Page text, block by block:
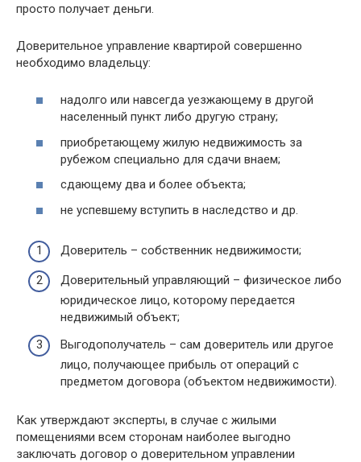
просто получает деньги.
Доверительное управление квартирой совершенно
необходимо владельцу:
надолго или навсегда уезжающему в другой
населенный пункт либо другую страну;
приобретающему жилую недвижимость за
рубежом специально для сдачи внаем;
сдающему два и более объекта;
не успевшему вступить в наследство и др.
Доверитель – собственник недвижимости;
Доверительный управляющий – физическое либо
юридическое лицо, которому передается
недвижимый объект;
Выгодополучатель – сам доверитель или другое
лицо, получающее прибыль от операций с
предметом договора (объектом недвижимости).
Как утверждают эксперты, в случае с жилыми
помещениями всем сторонам наиболее выгодно
заключать договор о доверительном управлении